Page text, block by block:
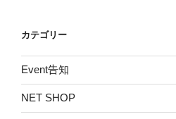
カテゴリー
Event告知
NET SHOP